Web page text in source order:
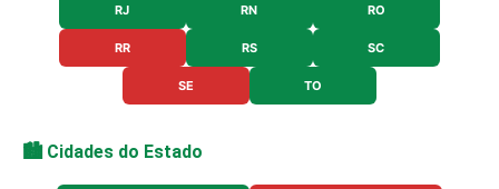
RJ RN RO
RR RS SC
SE TO
🏙️ Cidades do Estado